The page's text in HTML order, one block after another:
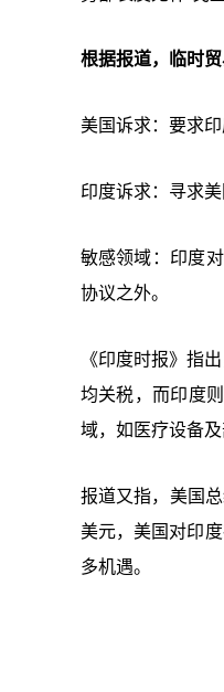
根据报道，临时贸
美国诉求：要求
印度诉求：寻求
敏感领域：印度
协议之外。
《印度时报》指
均关税，而印度
域，如医疗设备
报道又指，美国
美元，美国对印
多机遇。